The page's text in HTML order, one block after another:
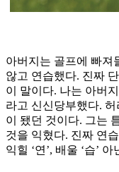
아버지는 골프에 빠져
않고 연습했다. 진짜
이 말이다. 나는 아버
라고 신신당부했다.
이 됐던 것이다. 그는
것을 익혔다. 진짜 연
익힐 ‘연’, 배울 ‘습’ 아